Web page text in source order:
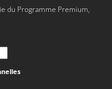
du Programme Premium,